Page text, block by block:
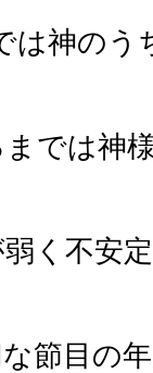
神のう
では神
く不安
節目の